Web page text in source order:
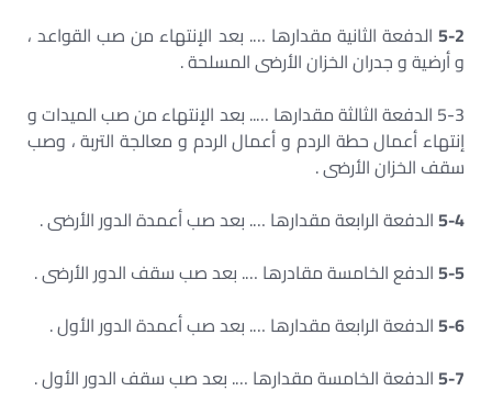
5-2 الدفعة الثانية مقدارها …. بعد الإنتهاء من صب القواعد ،
و أرضية و جدران الخزان الأرضى المسلحة .
5-3 الدفعة الثالثة مقدارها ….. بعد الإنتهاء من صب الميدات و
إنتهاء أعمال حطة الردم و أعمال الردم و معالجة التربة ، وصب
سقف الخزان الأرضى .
5-4الدفعة الرابعة مقدارها …. بعد صب أعمدة الدور الأرضى .
5-5الدفع الخامسة مقادرها …. بعد صب سقف الدور الأرضى .
5-6الدفعة الرابعة مقدارها …. بعد صب أعمدة الدور الأول .
5-7الدفعة الخامسة مقدارها …. بعد صب سقف الدور الأول .